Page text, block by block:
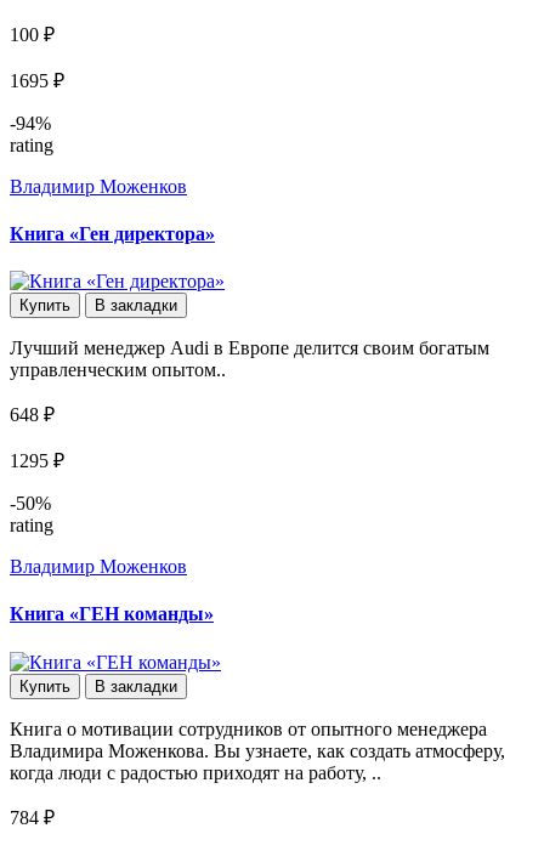
100 ₽
1695 ₽
-94%
rating
Владимир Моженков
Книга «Ген директора»
Купить В закладки
Лучший менеджер Audi в Европе делится своим богатым
управленческим опытом..
648 ₽
1295 ₽
-50%
rating
Владимир Моженков
Книга «ГЕН команды»
Купить В закладки
Книга о мотивации сотрудников от опытного менеджера
Владимира Моженкова. Вы узнаете, как создать атмосферу,
когда люди с радостью приходят на работу, ..
784 ₽